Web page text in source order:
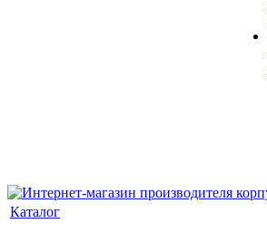
Каталог